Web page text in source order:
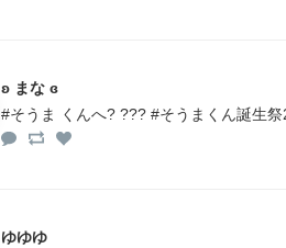
ʚ まな ɞ
#そうま くんへ? ??? #そうまくん誕生祭
ゆゆゆ